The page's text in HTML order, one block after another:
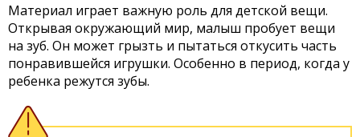
Материал играет важную роль для детской вещи.
Открывая окружающий мир, малыш пробует вещи
на зуб. Он может грызть и пытаться откусить часть
понравившейся игрушки. Особенно в период, когда у
ребенка режутся зубы.